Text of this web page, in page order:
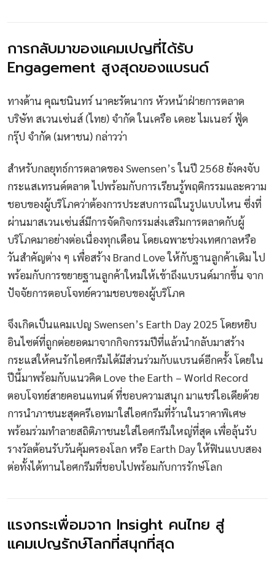
การกลับมาของแคมเปญที่ได้รับ
Engagement สูงสุดของแบรนด์
ทางด้าน คุณชนินทร์ นาคะรัตนากร หัวหน้าฝ่ายการตลาด
บริษัท สเวนเซ่นส์ (ไทย) จำกัด ในเครือ เดอะ ไมเนอร์ ฟู้ด
กรุ๊ป จำกัด (มหาชน) กล่าวว่า
สำหรับกลยุทธ์การตลาดของ Swensen’s ในปี 2568 ยังคงจับ
กระแสเทรนด์ตลาด ไปพร้อมกับการเรียนรู้พฤติกรรมและความ
ชอบของผู้บริโภคว่าต้องการประสบการณ์ในรูปแบบไหน ซึ่งที่
ผ่านมาสเวนเซ่นส์มีการจัดกิจกรรมส่งเสริมการตลาดกับผู้
บริโภคมาอย่างต่อเนื่องทุกเดือน โดยเฉพาะช่วงเทศกาลหรือ
วันสำคัญต่าง ๆ เพื่อสร้าง Brand Love ให้กับฐานลูกค้าเดิม ไป
พร้อมกับการขยายฐานลูกค้าใหม่ให้เข้าถึงแบรนด์มากขึ้น จาก
ปัจจัยการตอบโจทย์ความชอบของผู้บริโภค
จึงเกิดเป็นแคมเปญ Swensen’s Earth Day 2025 โดยหยิบ
อินไซต์ที่ถูกต่อยอดมาจากกิจกรรมปีที่แล้วนำกลับมาสร้าง
กระแสให้คนรักไอศกรีมได้มีส่วนร่วมกับแบรนด์อีกครั้ง โดยใน
ปีนี้มาพร้อมกับแนวคิด Love the Earth – World Record
ตอบโจทย์สายคอนแทนต์ ที่ชอบความสนุก มาแชร์ไอเดียด้วย
การนำภาชนะสุดครีเอทมาใส่ไอศกรีมที่ร้านในราคาพิเศษ
พร้อมร่วมทำลายสถิติภาชนะใส่ไอศกรีมใหญ่ที่สุด เพื่อลุ้นรับ
รางวัลต้อนรับวันคุ้มครองโลก หรือ Earth Day ให้ฟินแบบสอง
ต่อทั้งได้ทานไอศกรีมที่ชอบไปพร้อมกับการรักษ์โลก
แรงกระเพื่อมจาก Insight คนไทย สู่
แคมเปญรักษ์โลกที่สนุกที่สุด